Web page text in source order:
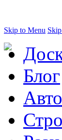
Skip to Menu
Блог
Авто